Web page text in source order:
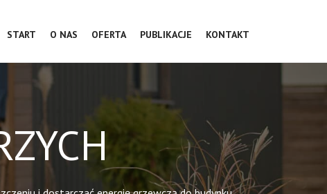
START O NAS OFERTA PUBLIKACJE KONTAKT